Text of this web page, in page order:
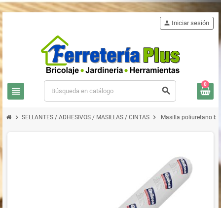
view_headline search
person Iniciar sesión
0
chevron_right SELLANTES / ADHESIVOS / MASILLAS / CINTAS chevron_right Masilla poliuretano